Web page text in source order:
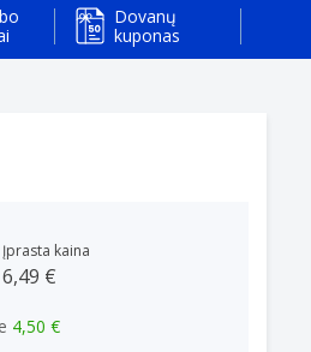
Dovanų
kuponas
Įprasta kaina
6,49 €
4,50 €